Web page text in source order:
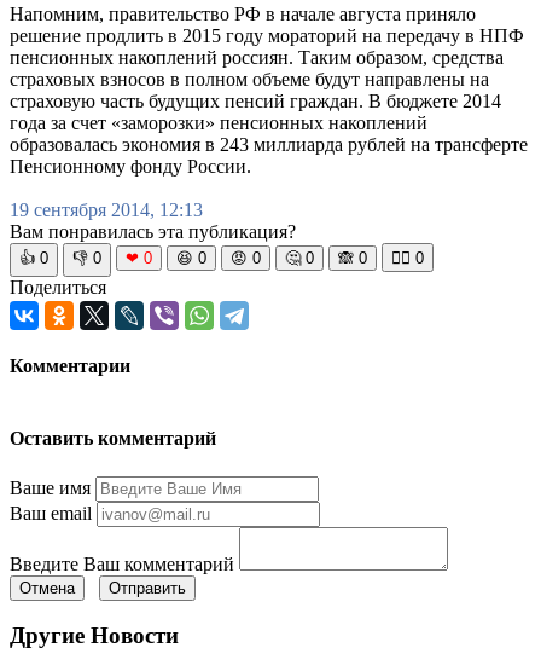
Напомним, правительство РФ в начале августа приняло
решение продлить в 2015 году мораторий на передачу в НПФ
пенсионных накоплений россиян. Таким образом, средства
страховых взносов в полном объеме будут направлены на
страховую часть будущих пенсий граждан. В бюджете 2014
года за счет «заморозки» пенсионных накоплений
образовалась экономия в 243 миллиарда рублей на трансферте
Пенсионному фонду России.
19 сентября 2014, 12:13
Вам понравилась эта публикация?
👍 0 👎 0 ❤ 0 😆 0 😡 0 🤔 0 🙈 0 🧘‍♀️ 0
Поделиться
Комментарии
Оставить комментарий
Ваше имя
Ваш email
Введите Ваш комментарий
Отмена Отправить
Другие Новости